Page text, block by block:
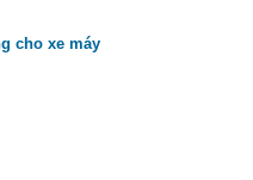
cho xe máy